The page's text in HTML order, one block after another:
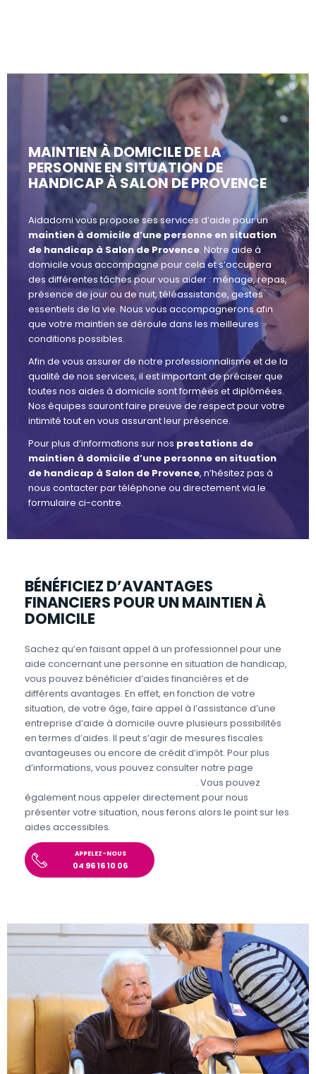
MAINTIEN À DOMICILE DE LA
PERSONNE EN SITUATION DE
HANDICAP À SALON DE PROVENCE
Aidadomi vous propose ses services d’aide pour un
maintien à domicile d’une personne en situation
de handicap à Salon de Provence. Notre aide à
domicile vous accompagne pour cela et s’occupera
des différentes tâches pour vous aider : ménage, repas,
présence de jour ou de nuit, téléassistance, gestes
essentiels de la vie. Nous vous accompagnerons afin
que votre maintien se déroule dans les meilleures
conditions possibles.
Afin de vous assurer de notre professionnalisme et de la
qualité de nos services, il est important de préciser que
toutes nos aides à domicile sont formées et diplômées.
Nos équipes sauront faire preuve de respect pour votre
intimité tout en vous assurant leur présence.
Pour plus d’informations sur nos prestations de
maintien à domicile d’une personne en situation
de handicap à Salon de Provence, n’hésitez pas à
nous contacter par téléphone ou directement via le
formulaire ci-contre.
BÉNÉFICIEZ D’AVANTAGES
FINANCIERS POUR UN MAINTIEN À
DOMICILE
Sachez qu’en faisant appel à un professionnel pour une
aide concernant une personne en situation de handicap,
vous pouvez bénéficier d’aides financières et de
différents avantages. En effet, en fonction de votre
situation, de votre âge, faire appel à l’assistance d’une
entreprise d’aide à domicile ouvre plusieurs possibilités
en termes d’aides. Il peut s’agir de mesures fiscales
avantageuses ou encore de crédit d’impôt. Pour plus
d’informations, vous pouvez consulter notre page
. Vous pouvez
également nous appeler directement pour nous
présenter votre situation, nous ferons alors le point sur les
aides accessibles.
APPELEZ-NOUS
04 96 16 10 06